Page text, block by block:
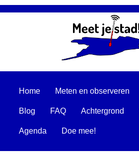
Home Meten en observeren
Blog FAQ Achtergrond
Agenda Doe mee!